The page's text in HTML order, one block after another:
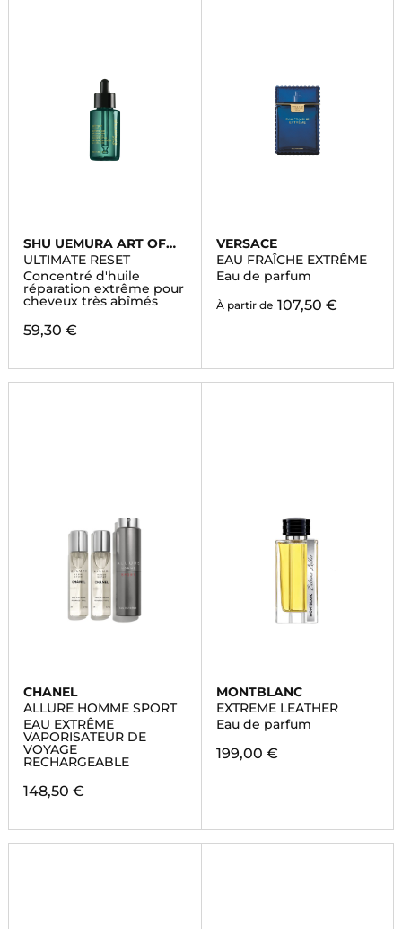
SHU UEMURA ART OF
HAIR
ULTIMATE RESET
Concentré d'huile
réparation extrême pour
cheveux très abîmés
59,30 €
VERSACE
EAU FRAÎCHE EXTRÊME
Eau de parfum
À partir de 107,50 €
CHANEL
ALLURE HOMME SPORT
EAU EXTRÊME
VAPORISATEUR DE
VOYAGE
RECHARGEABLE
148,50 €
MONTBLANC
EXTREME LEATHER
Eau de parfum
199,00 €